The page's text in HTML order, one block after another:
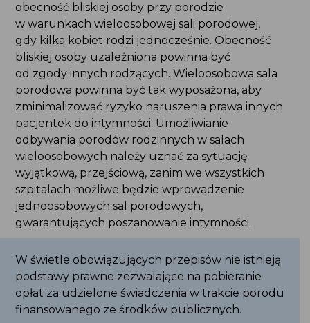
obecność bliskiej osoby przy porodzie
w warunkach wieloosobowej sali porodowej,
gdy kilka kobiet rodzi jednocześnie. Obecność
bliskiej osoby uzależniona powinna być
od zgody innych rodzących. Wieloosobowa sala
porodowa powinna być tak wyposażona, aby
zminimalizować ryzyko naruszenia prawa innych
pacjentek do intymności. Umożliwianie
odbywania porodów rodzinnych w salach
wieloosobowych należy uznać za sytuację
wyjątkową, przejściową, zanim we wszystkich
szpitalach możliwe będzie wprowadzenie
jednoosobowych sal porodowych,
gwarantujących poszanowanie intymności.
W świetle obowiązujących przepisów nie istnieją
podstawy prawne zezwalające na pobieranie
opłat za udzielone świadczenia w trakcie porodu
finansowanego ze środków publicznych.